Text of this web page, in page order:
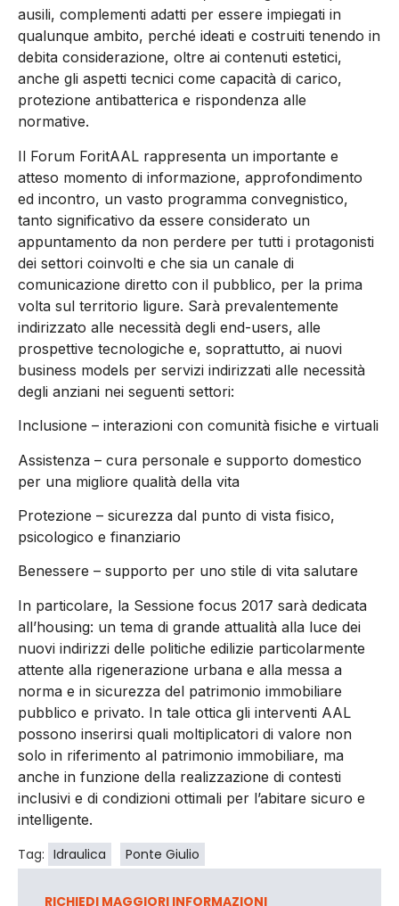
ausili, complementi adatti per essere impiegati in
qualunque ambito, perché ideati e costruiti tenendo in
debita considerazione, oltre ai contenuti estetici,
anche gli aspetti tecnici come capacità di carico,
protezione antibatterica e rispondenza alle
normative.
Il Forum ForitAAL rappresenta un importante e
atteso momento di informazione, approfondimento
ed incontro, un vasto programma convegnistico,
tanto significativo da essere considerato un
appuntamento da non perdere per tutti i protagonisti
dei settori coinvolti e che sia un canale di
comunicazione diretto con il pubblico, per la prima
volta sul territorio ligure. Sarà prevalentemente
indirizzato alle necessità degli end-users, alle
prospettive tecnologiche e, soprattutto, ai nuovi
business models per servizi indirizzati alle necessità
degli anziani nei seguenti settori:
Inclusione – interazioni con comunità fisiche e virtuali
Assistenza – cura personale e supporto domestico
per una migliore qualità della vita
Protezione – sicurezza dal punto di vista fisico,
psicologico e finanziario
Benessere – supporto per uno stile di vita salutare
In particolare, la Sessione focus 2017 sarà dedicata
all’housing: un tema di grande attualità alla luce dei
nuovi indirizzi delle politiche edilizie particolarmente
attente alla rigenerazione urbana e alla messa a
norma e in sicurezza del patrimonio immobiliare
pubblico e privato. In tale ottica gli interventi AAL
possono inserirsi quali moltiplicatori di valore non
solo in riferimento al patrimonio immobiliare, ma
anche in funzione della realizzazione di contesti
inclusivi e di condizioni ottimali per l’abitare sicuro e
intelligente.
Tag: Idraulica Ponte Giulio
RICHIEDI MAGGIORI INFORMAZIONI